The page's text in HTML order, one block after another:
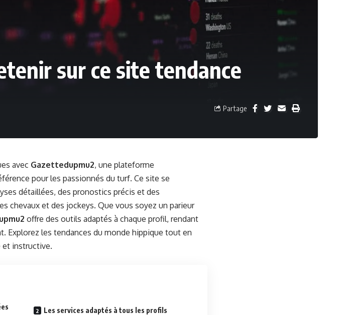
sur ce site tendance
Partage
avec Gazettedupmu2, une plateforme
pour les passionnés du turf. Ce site se
détaillées, des pronostics précis et des
chevaux et des jockeys. Que vous soyez un parieur
offre des outils adaptés à chaque profil, rendant
Explorez les tendances du monde hippique tout en
et instructive.
Les services adaptés à tous les profils